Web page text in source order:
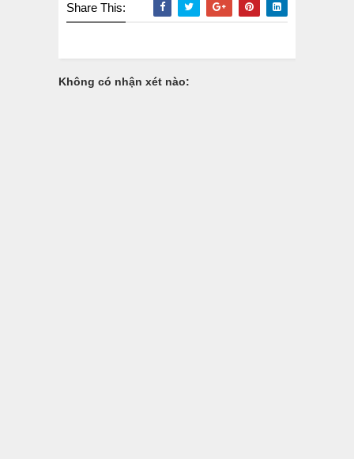
Share This:
Không có nhận xét nào: